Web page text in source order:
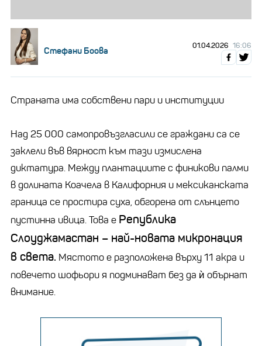
Стефани Боова 01.04.2026 16:06
Страната има собствени пари и институции
Над 25 000 самопровъзгласили се граждани са се
заклели във вярност към тази измислена
диктатура. Между плантациите с финикови палми
в долината Коачела в Калифорния и мексиканската
граница се простира суха, обгорена от слънцето
пустинна ивица. Това е Република
Слоуджамастан – най-новата микронация
в света. Мястото е разположена върху 11 акра и
повечето шофьори я подминават без да ѝ обърнат
внимание.